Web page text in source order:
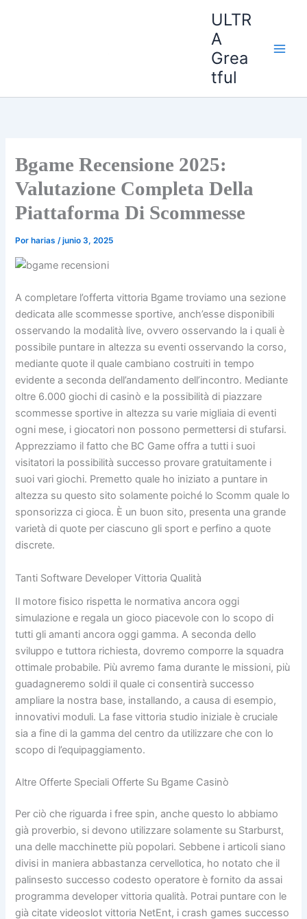
ULTR
A
Grea
tful
Bgame Recensione 2025:
Valutazione Completa Della
Piattaforma Di Scommesse
Por harias/junio 3, 2025
A completare l’offerta vittoria Bgame troviamo una sezione
dedicata alle scommesse sportive, anch’esse disponibili
osservando la modalità live, ovvero osservando la i quali è
possibile puntare in altezza su eventi osservando la corso,
mediante quote il quale cambiano costruiti in tempo
evidente a seconda dell’andamento dell’incontro. Mediante
oltre 6.000 giochi di casinò e la possibilità di piazzare
scommesse sportive in altezza su varie migliaia di eventi
ogni mese, i giocatori non possono permettersi di stufarsi.
Apprezziamo il fatto che BC Game offra a tutti i suoi
visitatori la possibilità successo provare gratuitamente i
suoi vari giochi. Premetto quale ho iniziato a puntare in
altezza su questo sito solamente poiché lo Scomm quale lo
sponsorizza ci gioca. È un buon sito, presenta una grande
varietà di quote per ciascuno gli sport e perfino a quote
discrete.
Tanti Software Developer Vittoria Qualità
Il motore fisico rispetta le normativa ancora oggi
simulazione e regala un gioco piacevole con lo scopo di
tutti gli amanti ancora oggi gamma. A seconda dello
sviluppo e tuttora richiesta, dovremo comporre la squadra
ottimale probabile. Più avremo fama durante le missioni, più
guadagneremo soldi il quale ci consentirà successo
ampliare la nostra base, installando, a causa di esempio,
innovativi moduli. La fase vittoria studio iniziale è cruciale
sia a fine di la gamma del centro da utilizzare che con lo
scopo di l’equipaggiamento.
Altre Offerte Speciali Offerte Su Bgame Casinò
Per ciò che riguarda i free spin, anche questo lo abbiamo
già proverbio, si devono utilizzare solamente su Starburst,
una delle macchinette più popolari. Sebbene i articoli siano
divisi in maniera abbastanza cervellotica, ho notato che il
palinsesto successo codesto operatore è fornito da assai
programma developer vittoria qualità. Potrai puntare con le
già citate videoslot vittoria NetEnt, i crash games successo